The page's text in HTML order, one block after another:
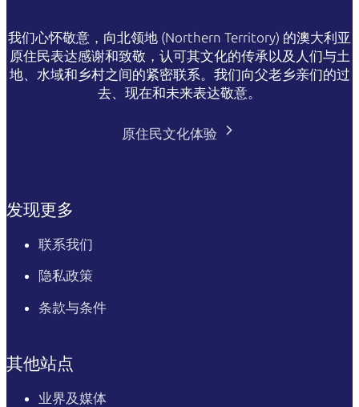
我们心怀敬意，向北领地 (Northern Territory) 的澳大利亚
原住民表达感谢和致敬，认可其文化的传承以及人们与土
地、水域和乡村之间的紧密联系。我们向父老乡亲们的过
去、现在和未来表达敬意。
原住民文化体验
发现更多
联系我们
隐私政策
条款与条件
其他站点
业界及媒体